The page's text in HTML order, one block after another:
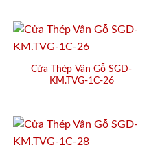
Cửa Thép Vân Gỗ SGD-
KM.TVG-1C-26